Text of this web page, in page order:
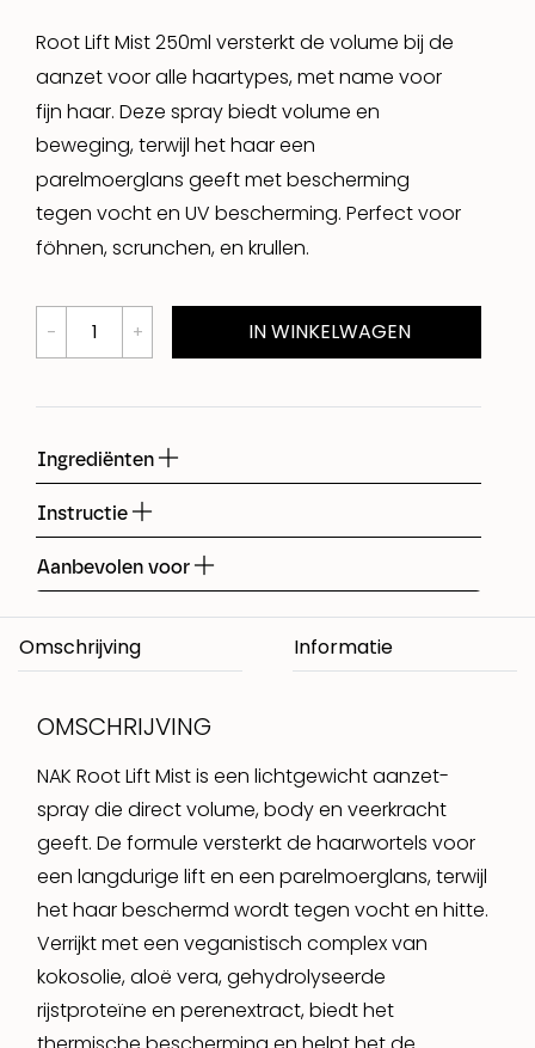
Root Lift Mist 250ml versterkt de volume bij de
aanzet voor alle haartypes, met name voor
fijn haar. Deze spray biedt volume en
beweging, terwijl het haar een
parelmoerglans geeft met bescherming
tegen vocht en UV bescherming. Perfect voor
föhnen, scrunchen, en krullen.
Ingrediënten
Instructie
Aanbevolen voor
IN WINKELWAGEN
Omschrijving
OMSCHRIJVING
NAK Root Lift Mist is een lichtgewicht aanzet-
spray die direct volume, body en veerkracht
geeft. De formule versterkt de haarwortels voor
een langdurige lift en een parelmoerglans, terwijl
het haar beschermd wordt tegen vocht en hitte.
Verrijkt met een veganistisch complex van
kokosolie, aloë vera, gehydrolyseerde
rijstproteïne en perenextract, biedt het